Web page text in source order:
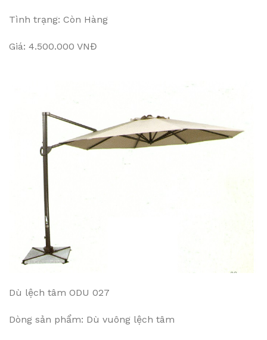
Tình trạng: Còn Hàng
Giá: 4.500.000 VNĐ
Dù lệch tâm ODU 027
Dòng sản phẩm: Dù vuông lệch tâm